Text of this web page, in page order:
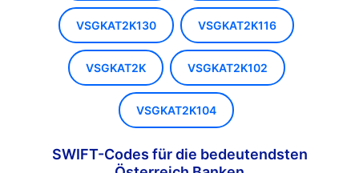
VSGKAT2K130 VSGKAT2K116
VSGKAT2K VSGKAT2K102
VSGKAT2K104
SWIFT-Codes für die bedeutendsten